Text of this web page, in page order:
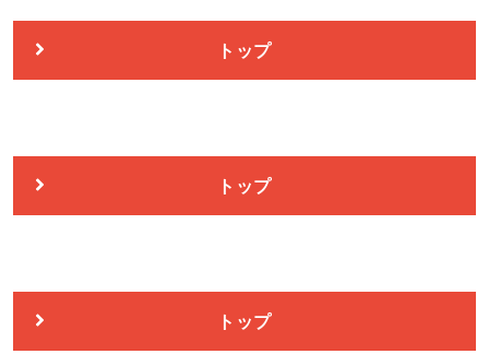
トップ
トップ
トップ